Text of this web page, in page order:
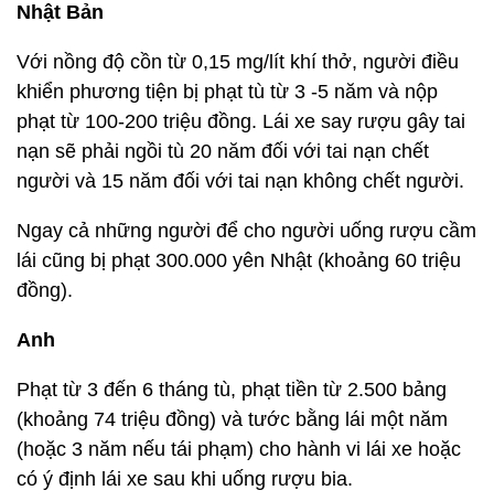
Nhật Bản
Với nồng độ cồn từ 0,15 mg/lít khí thở, người điều
khiển phương tiện bị phạt tù từ 3 -5 năm và nộp
phạt từ 100-200 triệu đồng. Lái xe say rượu gây tai
nạn sẽ phải ngồi tù 20 năm đối với tai nạn chết
người và 15 năm đối với tai nạn không chết người.
Ngay cả những người để cho người uống rượu cầm
lái cũng bị phạt 300.000 yên Nhật (khoảng 60 triệu
đồng).
Anh
Phạt từ 3 đến 6 tháng tù, phạt tiền từ 2.500 bảng
(khoảng 74 triệu đồng) và tước bằng lái một năm
(hoặc 3 năm nếu tái phạm) cho hành vi lái xe hoặc
có ý định lái xe sau khi uống rượu bia.